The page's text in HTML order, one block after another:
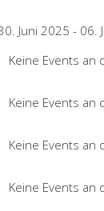
Juni 2025 - 06.
Keine Events an
Keine Events an
Keine Events an
Keine Events an